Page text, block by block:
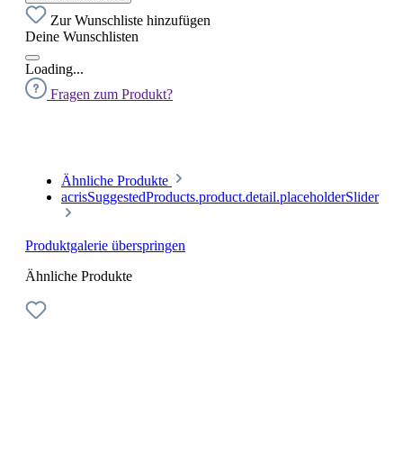
Zur Wunschliste hinzufügen
Deine Wunschlisten
Loading...
Fragen zum Produkt?
Ähnliche Produkte
acrisSuggestedProducts.product.detail.placeholderSlider
Produktgalerie überspringen
Ähnliche Produkte